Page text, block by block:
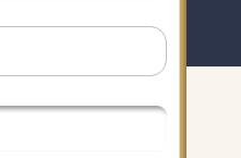
ン実施中